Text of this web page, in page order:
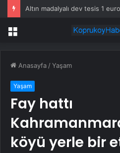
Menü
Anasayfa /Yaşam
Yaşam
Fay hattı
köyü yerle bir